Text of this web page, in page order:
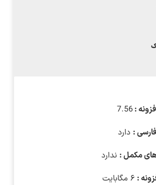
:
7.56
: دارد
های مکمل : ندارد
: